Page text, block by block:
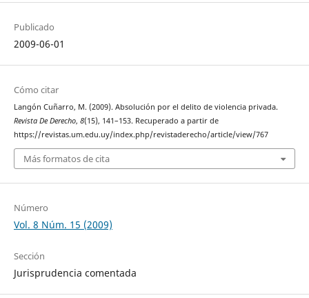
Publicado
2009-06-01
Cómo citar
Langón Cuñarro, M. (2009). Absolución por el delito de violencia privada.
Revista De Derecho, 8(15), 141–153. Recuperado a partir de
https://revistas.um.edu.uy/index.php/revistaderecho/article/view/767
Más formatos de cita
Número
Vol. 8 Núm. 15 (2009)
Sección
Jurisprudencia comentada